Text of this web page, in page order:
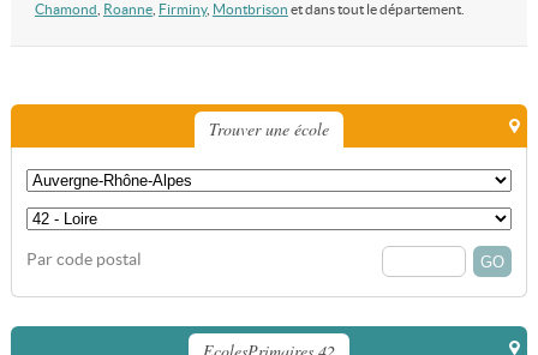
Chamond Roanne, Firminy, Montbrison et dans tout le département.
Trouver une école
Par code postal